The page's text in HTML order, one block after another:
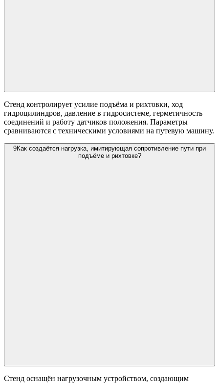
Стенд контролирует усилие подъёма и рихтовки, ход
гидроцилиндров, давление в гидросистеме, герметичность
соединений и работу датчиков положения. Параметры
сравниваются с техническими условиями на путевую машину.
9Как создаётся нагрузка, имитирующая сопротивление пути при
подъёме и рихтовке?
Стенд оснащён нагрузочным устройством, создающим